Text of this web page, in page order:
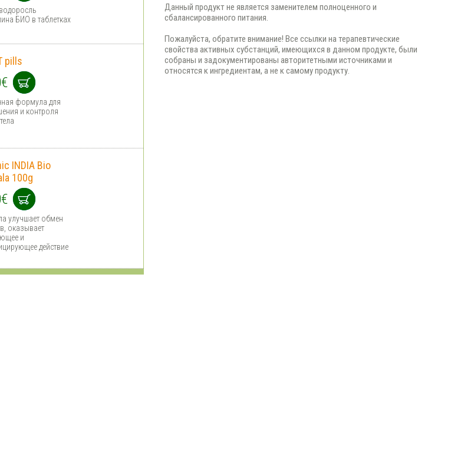
Данный продукт не является заменителем полноценного и
сбалансированного питания.
Пожалуйста, обратите внимание! Все ссылки на терапевтические
свойства активных субстанций, имеющихся в данном продукте, были
собраны и задокументированы авторитетными источниками и
относятся к ингредиентам, а не к самому продукту.
БИО в таблетках
pills
формула для
и контроля
INDIA Bio
100g
улучшает обмен
оказывает
и
действие